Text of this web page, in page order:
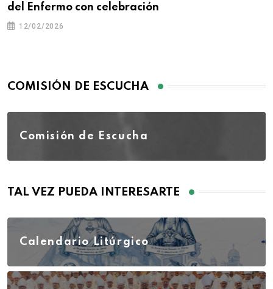
del Enfermo con celebración
12/02/2026
COMISIÓN DE ESCUCHA
Comisión de Escucha
TAL VEZ PUEDA INTERESARTE
Calendario Litúrgico